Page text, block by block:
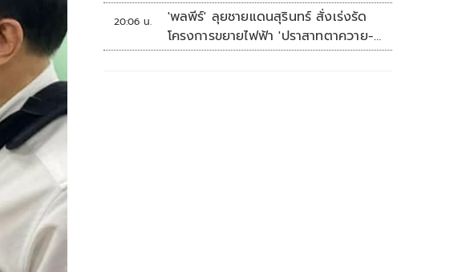
20:06 น.
'พลพีร์' ลุยชายแดนสุรินทร์ สั่งเร่งรัด
โครงการขยายไฟฟ้า 'ปราสาทตาควาย-
เนิน 350'